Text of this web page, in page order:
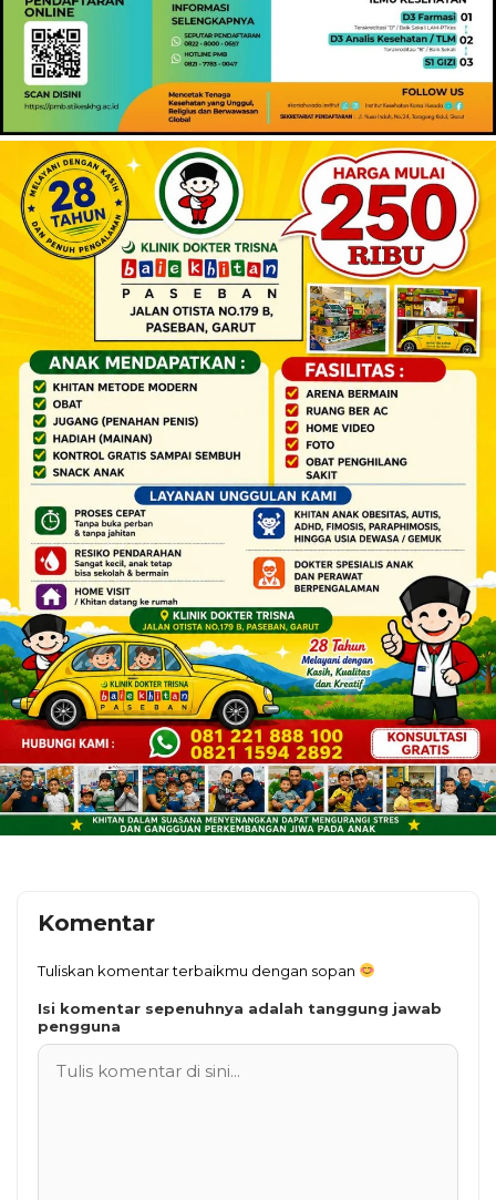
Komentar
Tuliskan komentar terbaikmu dengan sopan
Isi komentar sepenuhnya adalah tanggung jawab
pengguna